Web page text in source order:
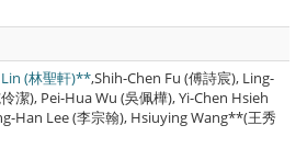
(林聖軒)**,Shih-Chen Fu (傅詩宸), Ling-
潔), Pei-Hua Wu (吳佩樺), Yi-Chen Hsieh
Han Lee (李宗翰), Hsiuying Wang**(王秀